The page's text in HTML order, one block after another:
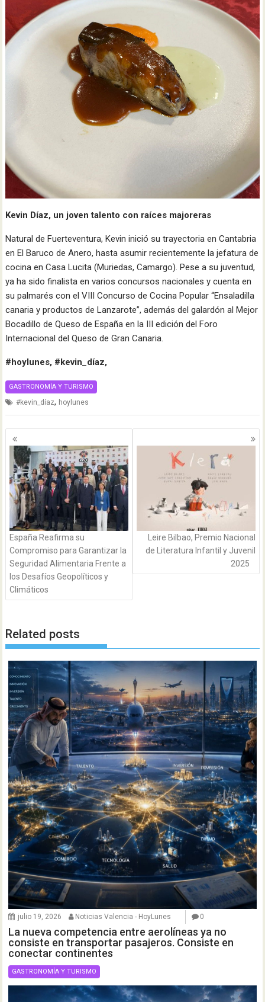
Kevin Díaz, un joven talento con raíces majoreras
Natural de Fuerteventura, Kevin inició su trayectoria en Cantabria
en El Baruco de Anero, hasta asumir recientemente la jefatura de
cocina en Casa Lucita (Muriedas, Camargo). Pese a su juventud,
ya ha sido finalista en varios concursos nacionales y cuenta en
su palmarés con el VIII Concurso de Cocina Popular “Ensaladilla
canaria y productos de Lanzarote”, además del galardón al Mejor
Bocadillo de Queso de España en la III edición del Foro
Internacional del Queso de Gran Canaria.
#hoylunes, #kevin_díaz,
GASTRONOMÍA Y TURISMO
#kevin_díaz, hoylunes
Navegación
de
entradas
España Reafirma su
Compromiso para Garantizar la
Seguridad Alimentaria Frente a
los Desafíos Geopolíticos y
Climáticos
Leire Bilbao, Premio Nacional
de Literatura Infantil y Juvenil
2025
Related posts
julio 19, 2026 Noticias Valencia - HoyLunes 0
La nueva competencia entre aerolíneas ya no
consiste en transportar pasajeros. Consiste en
conectar continentes
GASTRONOMÍA Y TURISMO